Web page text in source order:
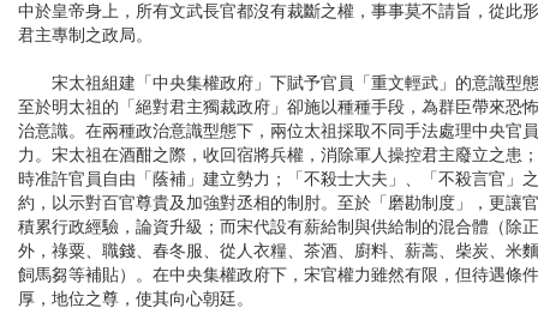
中於皇帝身上，所有文武長官都沒有裁斷之權，事事莫不請旨，從此
君主專制之政局。
宋太祖組建「中央集權政府」下賦予官員「重文輕武」的意識型
至於明太祖的「絕對君主獨裁政府」卻施以種種手段，為群臣帶來恐
治意識。在兩種政治意識型態下，兩位太祖採取不同手法處理中央官
力。宋太祖在酒酣之際，收回宿將兵權，消除軍人操控君主廢立之患
時准許官員自由「蔭補」建立勢力；「不殺士大夫」、「不殺言官」
約，以示對百官尊貴及加強對丞相的制肘。至於「磨勘制度」，更讓
積累行政經驗，論資升級；而宋代設有薪給制與供給制的混合體（除
外，祿粟、職錢、春冬服、從人衣糧、茶酒、廚料、薪蒿、柴炭、米
飼馬芻等補貼）。在中央集權政府下，宋官權力雖然有限，但待遇條
厚，地位之尊，使其向心朝廷。